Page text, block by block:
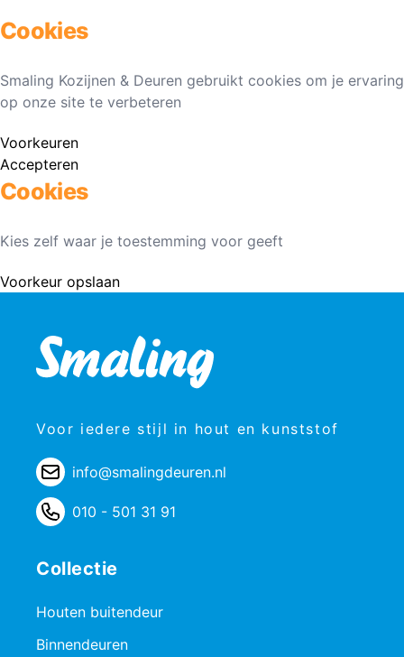
Cookies
Smaling Kozijnen & Deuren gebruikt cookies om je ervaring
op onze site te verbeteren
Voorkeuren
Accepteren
Cookies
Kies zelf waar je toestemming voor geeft
Voorkeur opslaan
Voor iedere stijl in hout en kunststof
info@smalingdeuren.nl
010 - 501 31 91
Collectie
Houten buitendeur
Binnendeuren